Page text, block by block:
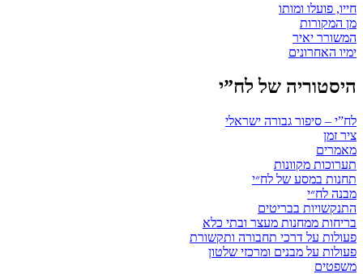
חייו, פועלו ומותו
מן המקורות
המשורר יאיר
ימיו האחרונים
היסטוריה של לח”י
לח”י – סיפור גבורה ישראלי
ציר זמן
מאמרים
תערוכות מקוונות
תחנות במסע של לח״י
מבנה לח״י
התנקשויות בבריטים
בריחות ממחנות מעצר ובתי כלא
פעולות על דרכי תחבורה ותקשורת
פעולות על מבנים ומרכזי שלטון
משפטים